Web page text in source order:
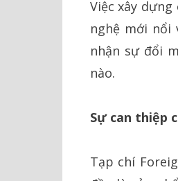
Việc xây
nghệ mới nổi
nhận sự đổi
nào.
Sự can thiệp
Tạp chí